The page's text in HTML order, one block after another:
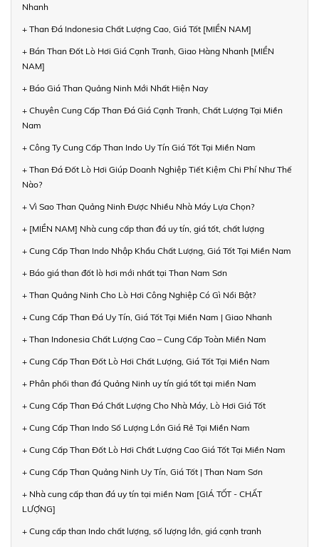
Nhanh
+ Than Đá Indonesia Chất Lượng Cao, Giá Tốt [MIỀN NAM]
+ Bán Than Đốt Lò Hơi Giá Cạnh Tranh, Giao Hàng Nhanh [MIỀN
NAM]
+ Báo Giá Than Quảng Ninh Mới Nhất Hiện Nay
+ Chuyên Cung Cấp Than Đá Giá Cạnh Tranh, Chất Lượng Tại Miền
Nam
+ Công Ty Cung Cấp Than Indo Uy Tín Giá Tốt Tại Miền Nam
+ Than Đá Đốt Lò Hơi Giúp Doanh Nghiệp Tiết Kiệm Chi Phí Như Thế
Nào?
+ Vì Sao Than Quảng Ninh Được Nhiều Nhà Máy Lựa Chọn?
+ [MIỀN NAM] Nhà cung cấp than đá uy tín, giá tốt, chất lượng
+ Cung Cấp Than Indo Nhập Khẩu Chất Lượng, Giá Tốt Tại Miền Nam
+ Báo giá than đốt lò hơi mới nhất tại Than Nam Sơn
+ Than Quảng Ninh Cho Lò Hơi Công Nghiệp Có Gì Nổi Bật?
+ Cung Cấp Than Đá Uy Tín, Giá Tốt Tại Miền Nam | Giao Nhanh
+ Than Indonesia Chất Lượng Cao – Cung Cấp Toàn Miền Nam
+ Cung Cấp Than Đốt Lò Hơi Chất Lượng, Giá Tốt Tại Miền Nam
+ Phân phối than đá Quảng Ninh uy tín giá tốt tại miền Nam
+ Cung Cấp Than Đá Chất Lượng Cho Nhà Máy, Lò Hơi Giá Tốt
+ Cung Cấp Than Indo Số Lượng Lớn Giá Rẻ Tại Miền Nam
+ Cung Cấp Than Đốt Lò Hơi Chất Lượng Cao Giá Tốt Tại Miền Nam
+ Cung Cấp Than Quảng Ninh Uy Tín, Giá Tốt | Than Nam Sơn
+ Nhà cung cấp than đá uy tín tại miền Nam [GIÁ TỐT - CHẤT
LƯỢNG]
+ Cung cấp than Indo chất lượng, số lượng lớn, giá cạnh tranh